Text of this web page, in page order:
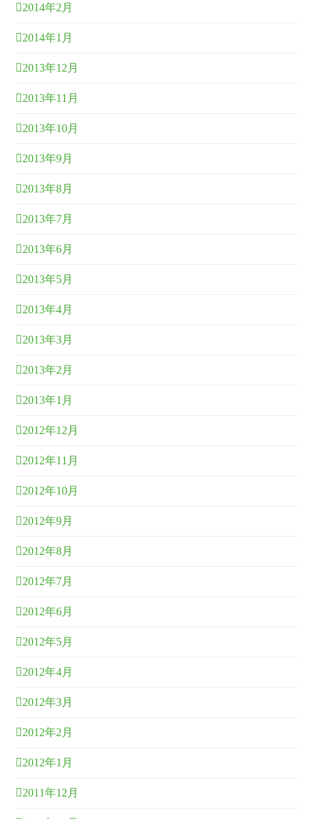
2014年2月
2014年1月
2013年12月
2013年11月
2013年10月
2013年9月
2013年8月
2013年7月
2013年6月
2013年5月
2013年4月
2013年3月
2013年2月
2013年1月
2012年12月
2012年11月
2012年10月
2012年9月
2012年8月
2012年7月
2012年6月
2012年5月
2012年4月
2012年3月
2012年2月
2012年1月
2011年12月